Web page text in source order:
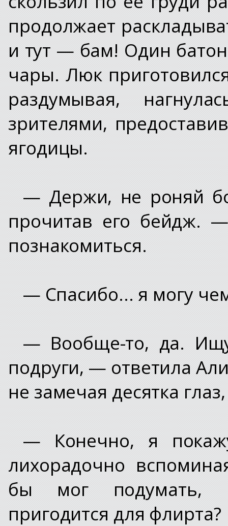
продолжает
и тут — бам! Один
чары. Люк
раздумывая,
зрителями,
ягодицы.
— Держи, не роняй
прочитав его бейдж.
познакомиться.
— Спасибо... я могу
— Вообще-то, да.
подруги, — ответила
не замечая десятка
— Конечно, я
лихорадочно
бы мог подумать,
пригодится для флирта?